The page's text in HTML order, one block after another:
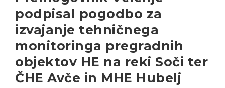
podpisal pogodbo za
izvajanje tehničnega
monitoringa pregradnih
objektov HE na reki Soči ter
ČHE Avče in MHE Hubelj